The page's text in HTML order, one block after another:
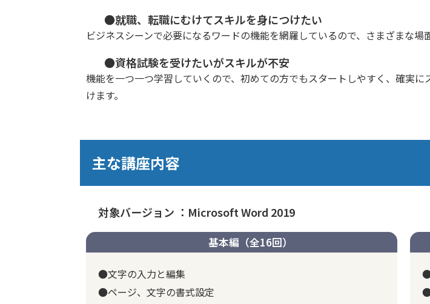
●就職、転職にむけてスキルを身につけたい
ビジネスシーンで必要になるワードの機能を網羅しているので、さまざまな場
●資格試験を受けたいがスキルが不安
機能を一つ一つ学習していくので、初めての方でもスタートしやすく、確実
けます。
主な講座内容
対象バージョン ：Microsoft Word 2019
基本編（全16回）
●文字の入力と編集
●ページ、文字の書式設定